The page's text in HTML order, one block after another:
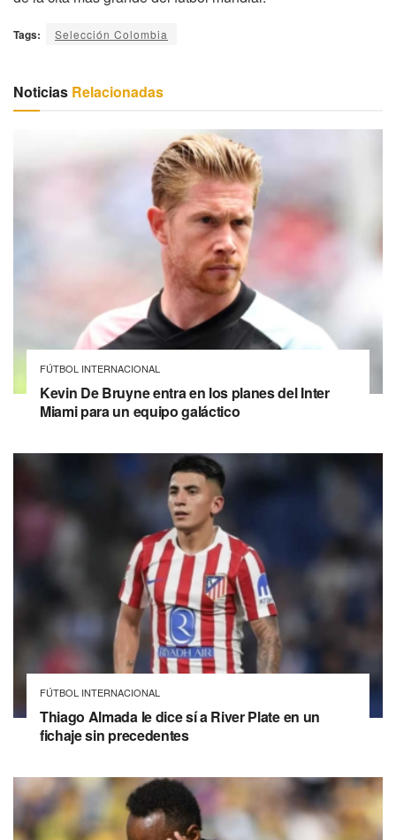
Tags: Selección Colombia
Noticias Relacionadas
FÚTBOL INTERNACIONAL
Kevin De Bruyne entra en los planes del Inter
Miami para un equipo galáctico
FÚTBOL INTERNACIONAL
Thiago Almada le dice sí a River Plate en un
fichaje sin precedentes